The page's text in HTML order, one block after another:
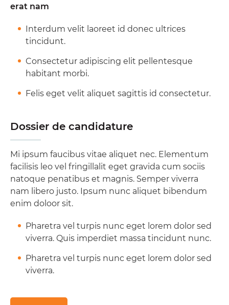
erat nam
Interdum velit laoreet id donec ultrices
tincidunt.
Consectetur adipiscing elit pellentesque
habitant morbi.
Felis eget velit aliquet sagittis id consectetur.
Dossier de candidature
Mi ipsum faucibus vitae aliquet nec. Elementum
facilisis leo vel fringillalit eget gravida cum sociis
natoque penatibus et magnis. Semper viverra
nam libero justo. Ipsum nunc aliquet bibendum
enim doloor sit.
Pharetra vel turpis nunc eget lorem dolor sed
viverra. Quis imperdiet massa tincidunt nunc.
Pharetra vel turpis nunc eget lorem dolor sed
viverra.